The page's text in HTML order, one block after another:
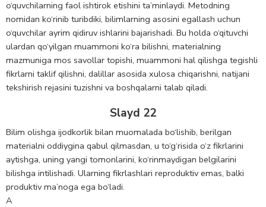
o‘quvchilarning faol ishtirok etishini ta’minlaydi. Metodning
nomidan ko‘rinib turibdiki, bilimlarning asosini egallash uchun
o‘quvchilar ayrim qidiruv ishlarini bajarishadi. Bu holda o‘qituvchi
ulardan qo‘yilgan muammoni ko‘ra bilishni, materialning
mazmuniga mos savollar topishi, muammoni hal qilishga tegishli
fikrlarni taklif qilishni, dalillar asosida xulosa chiqarishni, natijani
tekshirish rejasini tuzishni va boshqalarni talab qiladi.
Slayd 22
Bilim olishga ijodkorlik bilan muomalada bo‘lishib, berilgan
materialni oddiygina qabul qilmasdan, u to‘g‘risida o‘z fikrlarini
aytishga, uning yangi tomonlarini, ko‘rinmaydigan belgilarini
bilishga intilishadi. Ularning fikrlashlari reproduktiv emas, balki
produktiv ma’noga ega bo‘ladi.
A